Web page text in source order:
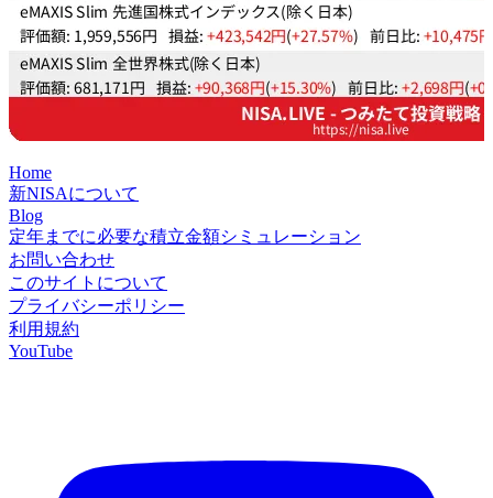
Home
新NISAについて
Blog
定年までに必要な積立金額シミュレーション
お問い合わせ
このサイトについて
プライバシーポリシー
利用規約
YouTube